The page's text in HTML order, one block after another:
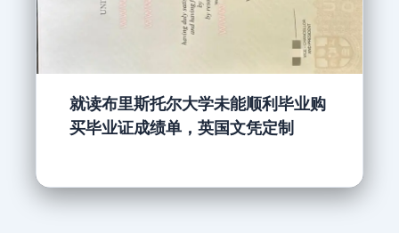
就读布里斯托尔大学未能顺利毕业购
买毕业证成绩单，英国文凭定制